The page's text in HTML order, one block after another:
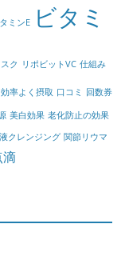
ミンE
ビタミ
ク リポビットVC 仕組み
効率よく摂取 口コミ 回数券
美白効果 老化防止の効果
クレンジング 関節リウマ
滴